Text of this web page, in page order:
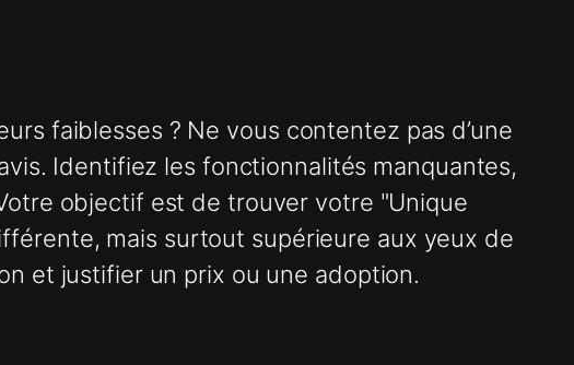
faiblesses ? Ne vous contentez pas d’une
Identifiez les fonctionnalités manquantes,
objectif est de trouver votre "Unique
mais surtout supérieure aux yeux de
et justifier un prix ou une adoption.